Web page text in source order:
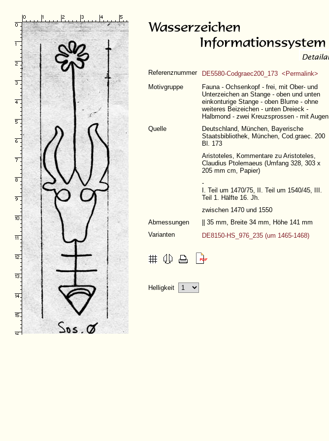
Referenznummer
DE5580-Codgraec200_173 <Permalink>
Motivgruppe
Fauna - Ochsenkopf - frei, mit Ober- und
Unterzeichen an Stange - oben und unten
einkonturige Stange - oben Blume - ohne
weiteres Beizeichen - unten Dreieck -
Halbmond - zwei Kreuzsprossen - mit Augen
Quelle
Deutschland, München, Bayerische
Staatsbibliothek, München, Cod.graec. 200
Bl. 173
Aristoteles, Kommentare zu Aristoteles,
Claudius Ptolemaeus (Umfang 328, 303 x
205 mm cm, Papier)
-
I. Teil um 1470/75, II. Teil um 1540/45, III.
Teil 1. Hälfte 16. Jh.
zwischen 1470 und 1550
Abmessungen
|| 35 mm, Breite 34 mm, Höhe 141 mm
Varianten
DE8150-HS_976_235 (um 1465-1468)
Helligkeit